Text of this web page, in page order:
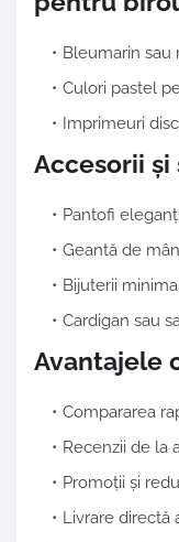
Bleumarin sau
Culori pastel
Imprimeuri
Accesorii și
Pantofi
Geantă de
Bijuterii
Cardigan sau
Avantajele
Compararea
Recenzii de la
Promoții și
Livrare directă